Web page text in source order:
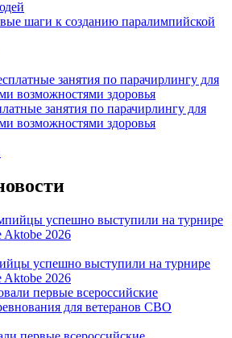
шаги к созданию паралимпийской
занятия по парачирлингу для
возможностями здоровья
успешно выступили на турнире
Aktobe 2026